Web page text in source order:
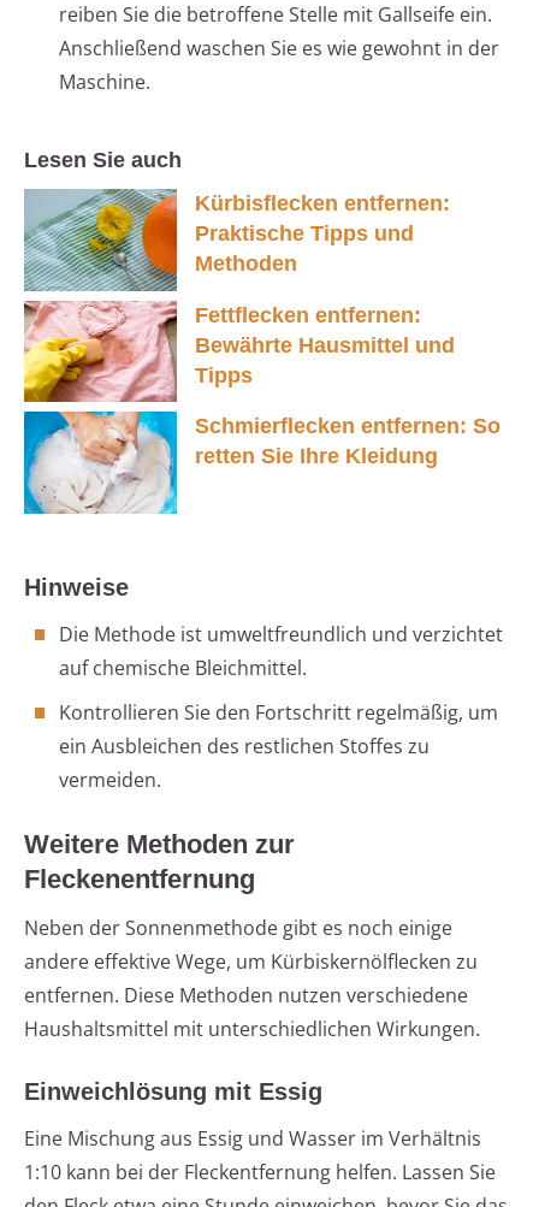
reiben Sie die betroffene Stelle mit Gallseife ein.
Anschließend waschen Sie es wie gewohnt in der
Maschine.
Lesen Sie auch
Kürbisflecken entfernen:
Praktische Tipps und
Methoden
Fettflecken entfernen:
Bewährte Hausmittel und
Tipps
Schmierflecken entfernen: So
retten Sie Ihre Kleidung
Hinweise
Die Methode ist umweltfreundlich und verzichtet
auf chemische Bleichmittel.
Kontrollieren Sie den Fortschritt regelmäßig, um
ein Ausbleichen des restlichen Stoffes zu
vermeiden.
Weitere Methoden zur
Fleckenentfernung
Neben der Sonnenmethode gibt es noch einige
andere effektive Wege, um Kürbiskernölflecken zu
entfernen. Diese Methoden nutzen verschiedene
Haushaltsmittel mit unterschiedlichen Wirkungen.
Einweichlösung mit Essig
Eine Mischung aus Essig und Wasser im Verhältnis
1:10 kann bei der Fleckentfernung helfen. Lassen Sie